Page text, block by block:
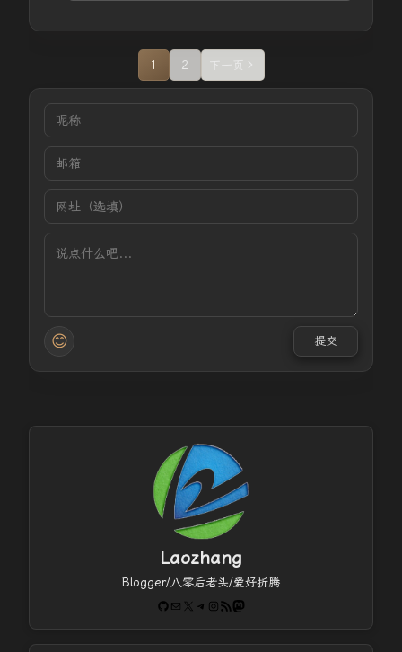
1 2 下一页
😊 提交
Laozhang
Blogger/八零后老头/爱好折腾
GitHub
电子邮件 X Telegram
Instagram
RSS FeedMastodon